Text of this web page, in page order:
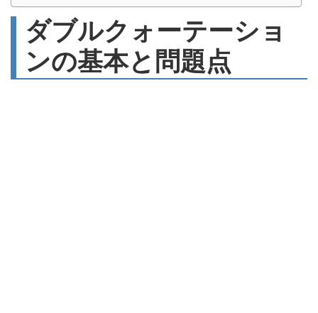
ダブルクォーテーショ
ンの基本と問題点